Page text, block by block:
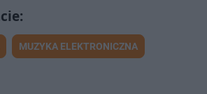
MUZYKA ELEKTRONICZNA